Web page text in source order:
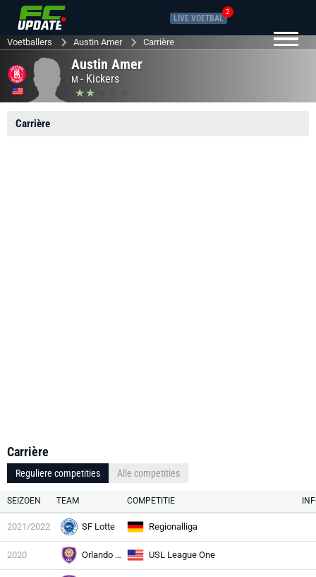
LIVE VOETBAL
2
Voetballers Austin Amer Carrière
Austin Amer
M - Kickers
Carrière
Carrière
Reguliere competities Alle competities
SEIZOEN TEAM COMPETITIE
2021/2022 SF Lotte Regionalliga
2020 Orlando City B USL League One